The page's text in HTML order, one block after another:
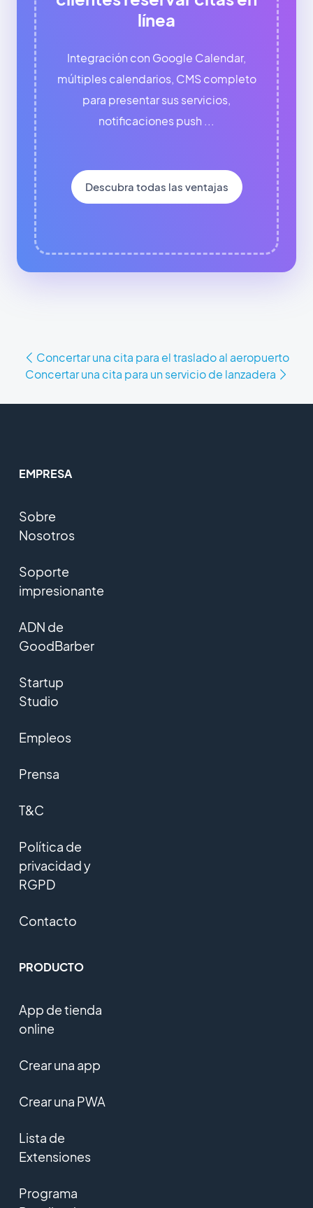
línea
Integración con Google Calendar,
múltiples calendarios, CMS completo
para presentar sus servicios,
notificaciones push ...
Descubra todas las ventajas
Concertar una cita para el traslado al aeropuerto
Concertar una cita para un servicio de lanzadera
EMPRESA
Sobre
Nosotros
Soporte
impresionante
ADN de
GoodBarber
Startup
Studio
Empleos
Prensa
T&C
Política de
privacidad y
RGPD
Contacto
PRODUCTO
App de tienda
online
Crear una app
Crear una PWA
Lista de
Extensiones
Programa